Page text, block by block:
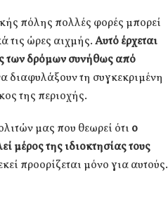
πόλης πολλές φορές μπορεί
τις ώρες αιχμής.Αυτό έρχεται
των δρόμων συνήθως από
διαφυλάξουν τη συγκεκριμένη
της περιοχής.
μας που θεωρεί ότι ο
μέρος της ιδιοκτησίας τους
προορίζεται μόνο για αυτούς.